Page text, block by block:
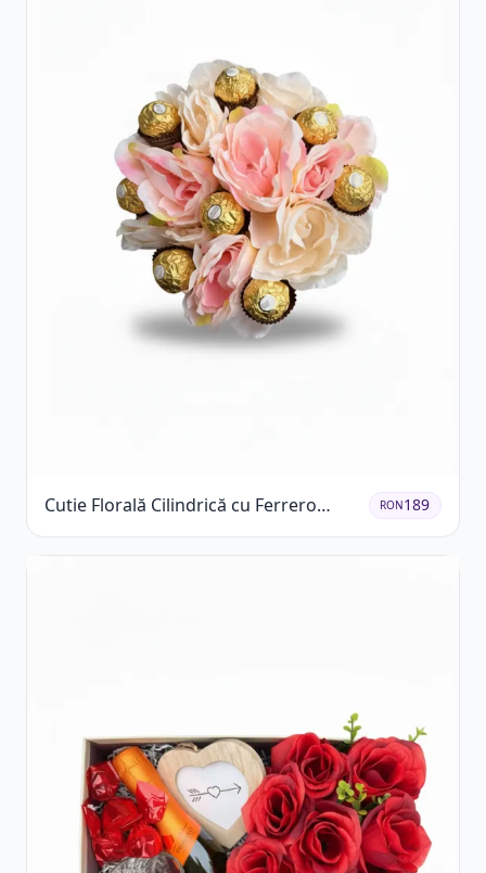
Cutie Florală Cilindrică cu Ferrero
Rocher și Trandafiri Pastel
RON189